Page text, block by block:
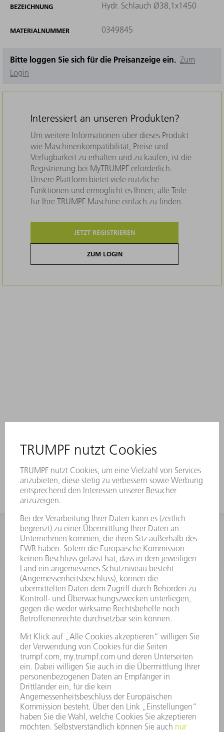
BEZEICHNUNG Hydr. Schlauch Ø38,1x1450
MATERIALNUMMER 0349845
Bitte loggen Sie sich für die Preisanzeige ein. Zum
Login
Interessiert an unseren Produkten?
Um weitere Informationen über dieses Produkt
wie Maschinenkompatibilität, Preise und
Verfügbarkeit zu erhalten und zu kaufen, ist die
Registrierung bei MyTRUMPF erforderlich.
Unsere Plattform bietet viele nützliche
Funktionen und ermöglicht es Ihnen, alle Teile
für Ihre TRUMPF Maschine einfach zu finden.
JETZT REGISTRIEREN
ZUM LOGIN
INFORMATION
Häufig gestellte Fragen
Allgemeine Geschäftsbedingungen
KONTAKT
Kundenbetreuung TRUMPF Werkzeugmaschinen
+49 7156 303 33222
Mo - Fr: 07:30 - 17:30 Uhr
Erweiterte Rufbereitschaft per Service App Mo - Fr:
06:30 - 20.00 Uhr Sa: 07:00 - 12:00 Uhr
Kundenbetreuung@trumpf.com
KONTAKT
Service TRUMPF Lasertechnik
+49 7156 303 37444
Mo - Fr: 07:30 - 18:00 Uhr
Additive Manufacturing 07:30 - 17:30 Uhr
spareparts.tld@trumpf.com